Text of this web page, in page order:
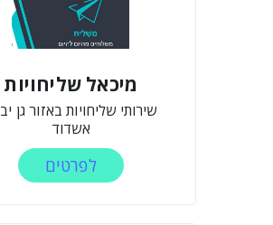
מיכאל שליחויות
שירותי שליחויות באזור גן
אשדוד
לפרטים